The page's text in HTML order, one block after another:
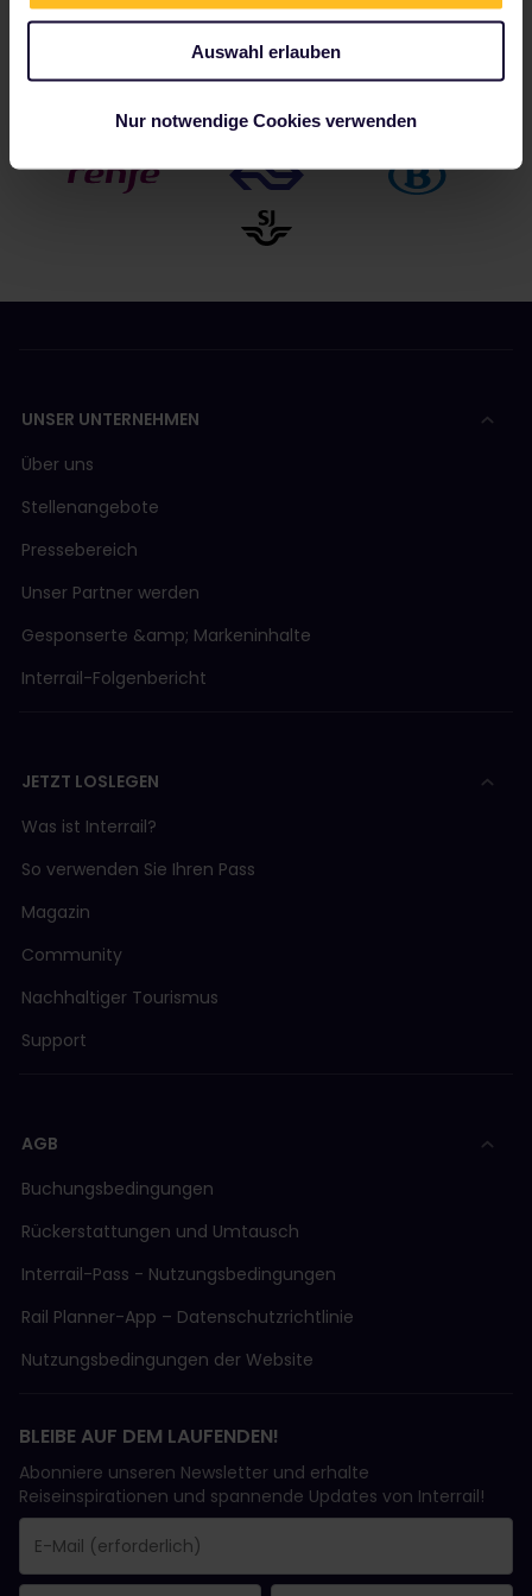
Auswahl erlauben
Nur notwendige Cookies verwenden
Zu unseren Partnern gehören
UNSER UNTERNEHMEN
Über uns
Stellenangebote
Pressebereich
Unser Partner werden
Gesponserte &amp; Markeninhalte
Interrail-Folgenbericht
JETZT LOSLEGEN
Was ist Interrail?
So verwenden Sie Ihren Pass
Magazin
Community
Nachhaltiger Tourismus
Support
AGB
Buchungsbedingungen
Rückerstattungen und Umtausch
Interrail-Pass - Nutzungsbedingungen
Rail Planner-App – Datenschutzrichtlinie
Nutzungsbedingungen der Website
BLEIBE AUF DEM LAUFENDEN!
Abonniere unseren Newsletter und erhalte
Reiseinspirationen und spannende Updates von Interrail!